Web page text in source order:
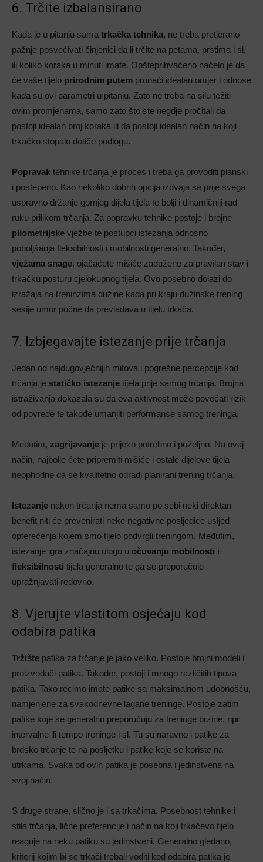
6. Trčite izbalansirano
Kada je u pitanju sama trkačka tehnika, ne treba pretjerano
pažnje posvećivati činjenici da li trčite na petama, prstima i sl,
ili koliko koraka u minuti imate. Opšteprihvaćeno načelo je da
će vaše tijelo prirodnim putem pronaći idealan omjer i odnose
kada su ovi parametri u pitanju. Zato ne treba na silu težiti
ovim promjenama, samo zato što ste negdje pročitali da
postoji idealan broj koraka ili da postoji idealan način na koji
trkačko stopalo dotiče podlogu.
Popravak tehnike trčanja je proces i treba ga provoditi planski
i postepeno. Kao nekoliko dobrih opcija izdvaja se prije svega
uspravno držanje gornjeg dijela tijela te bolji i dinamičniji rad
ruku prilikom trčanja. Za popravku tehnike postoje i brojne
pliometrijske vježbe te postupci istezanja odnosno
poboljšanja fleksibilnosti i mobilnosti generalno. Također,
vježama snage, ojačaćete mišiće zadužene za pravilan stav i
trkačku posturu cjelokupnog tijela. Ovo posebno dolazi do
izražaja na treninzima dužine kada pri kraju dužinske trening
sesije umor počne da prevladava u tijelu trkača.
7. Izbjegavajte istezanje prije trčanja
Jedan od najdugovječnijih mitova i pogrešne percepcije kod
trčanja je statičko istezanje tijela prije samog trčanja. Brojna
istraživanja dokazala su da ova aktivnost može povećati rizik
od povrede te takođe umanjiti performanse samog treninga.
Međutim, zagrijavanje je prijeko potrebno i poželjno. Na ovaj
način, najbolje ćete pripremiti mišiće i ostale dijelove tijela
neophodne da se kvalitetno odradi planirani trening trčanja.
Istezanje nakon trčanja nema samo po sebi neki direktan
benefit niti će prevenirati neke negativne posljedice usljed
opterećenja kojem smo tijelo podvrgli treningom. Međutim,
istezanje igra značajnu ulogu u očuvanju mobilnosti i
fleksibilnosti tijela generalno te ga se preporučuje
upražnjavati redovno.
8. Vjerujte vlastitom osjećaju kod
odabira patika
Tržište patika za trčanje je jako veliko. Postoje brojni modeli i
proizvođači patika. Također, postoji i mnogo različitih tipova
patika. Tako recimo imate patike sa maksimalnom udobnošću,
namjenjene za svakodnevne lagane treninge. Postoje zatim
patike koje se generalno preporučuju za treninge brzine, npr
intervalne ili tempo treninge i sl. Tu su naravno i patike za
brdsko trčanje te na posljetku i patike koje se koriste na
utrkama. Svaka od ovih patika je posebna i jedinstvena na
svoj način.
S druge strane, slično je i sa trkačima. Posebnost tehnike i
stila trčanja, lične preferencije i način na koji trkačevo tijelo
reaguje na neku patiku su jedinstveni. Generalno gledano,
kriterij kojim bi se trkači trebali voditi kod odabira patika je